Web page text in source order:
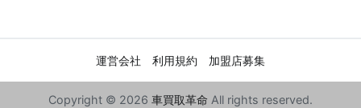
運営会社 利用規約 加盟店募集
Copyright © 2026 車買取革命 All rights reserved.